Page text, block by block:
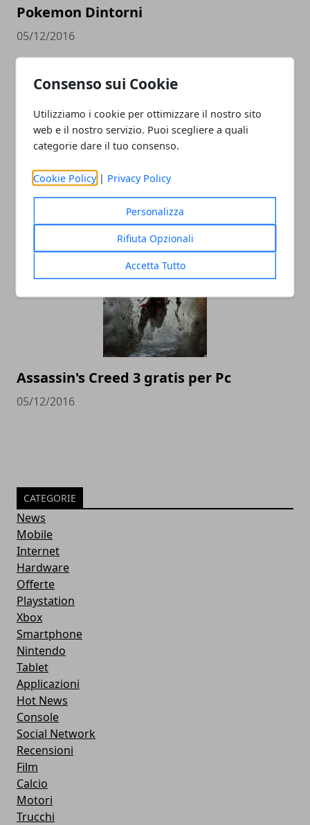
Consenso sui Cookie
Utilizziamo i cookie per ottimizzare il nostro sito
web e il nostro servizio. Puoi scegliere a quali
categorie dare il tuo consenso.
Cookie Policy | Privacy Policy
Personalizza
Rifiuta Opzionali
Accetta Tutto
Pokemon Dintorni
05/12/2016
Projects Cars: degno rivale di Assetto
Corsa
05/12/2016
Assassin's Creed 3 gratis per Pc
05/12/2016
CATEGORIE
News
Mobile
Internet
Hardware
Offerte
Playstation
Xbox
Smartphone
Nintendo
Tablet
Applicazioni
Hot News
Console
Social Network
Recensioni
Film
Calcio
Motori
Trucchi